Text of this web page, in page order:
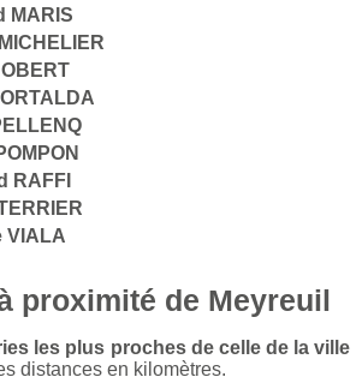
MARIS
RAFFI
VIALA
proximité de Meyreuil
les plus proches de celle de la ville
distances en kilomètres.